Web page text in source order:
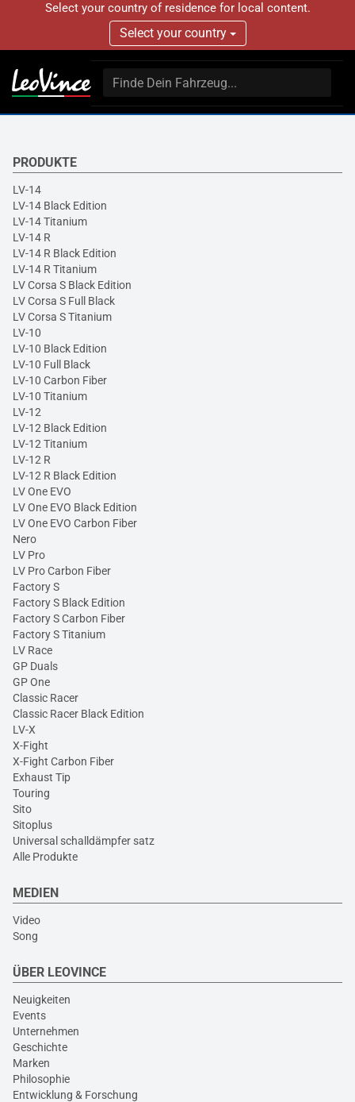
Select your country of residence for local content.
Select your country
PRODUKTE
LV-14
LV-14 Black Edition
LV-14 Titanium
LV-14 R
LV-14 R Black Edition
LV-14 R Titanium
LV Corsa S Black Edition
LV Corsa S Full Black
LV Corsa S Titanium
LV-10
LV-10 Black Edition
LV-10 Full Black
LV-10 Carbon Fiber
LV-10 Titanium
LV-12
LV-12 Black Edition
LV-12 Titanium
LV-12 R
LV-12 R Black Edition
LV One EVO
LV One EVO Black Edition
LV One EVO Carbon Fiber
Nero
LV Pro
LV Pro Carbon Fiber
Factory S
Factory S Black Edition
Factory S Carbon Fiber
Factory S Titanium
LV Race
GP Duals
GP One
Classic Racer
Classic Racer Black Edition
LV-X
X-Fight
X-Fight Carbon Fiber
Exhaust Tip
Touring
Sito
Sitoplus
Universal schalldämpfer satz
Alle Produkte
MEDIEN
Video
Song
ÜBER LEOVINCE
Neuigkeiten
Events
Unternehmen
Geschichte
Marken
Philosophie
Entwicklung & Forschung